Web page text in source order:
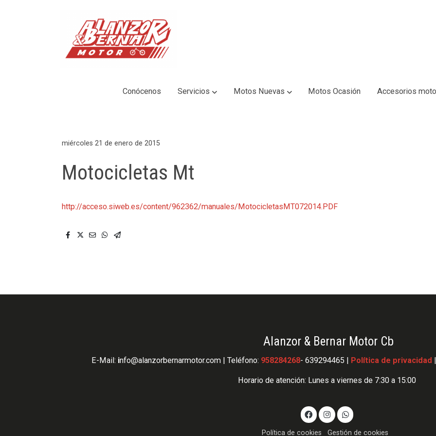
Conócenos Servicios Motos Nuevas Motos Ocasión Accesorios
miércoles 21 de enero de 2015
Motocicletas Mt
http://acceso.siweb.es/content/962362/manuales/MotocicletasMT072014.PDF
Alanzor & Bernar Motor Cb
E-Mail: info@alanzorbernarmotor.com | Teléfono: 958284268- 639294465 | Política de privacidad
Horario de atención: Lunes a viernes de 7:30 a 15:00
Política de cookies Gestión de cookies